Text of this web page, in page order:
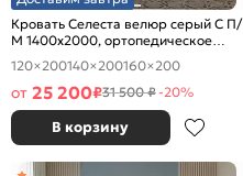
Кровать Селеста велюр серый С П/
М 1400x2000, ортопедическое
основание, изголовье мягкое
120×200140×200160×200
от 25 200₽31 500 ₽-20%
В корзину